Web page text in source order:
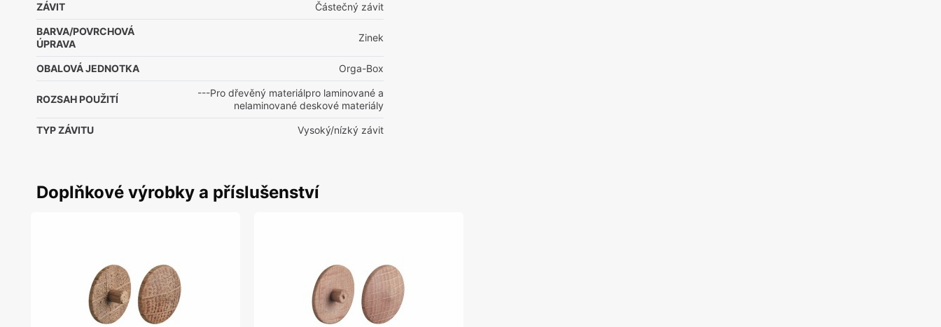
ZÁVIT Částečný závit
BARVA/POVRCHOVÁ
ÚPRAVA
Zinek
OBALOVÁ JEDNOTKA Orga-Box
ROZSAH POUŽITÍ
---Pro dřevěný materiálpro laminované a
nelaminované deskové materiály
TYP ZÁVITU Vysoký/nízký závit
Doplňkové výrobky a příslušenství